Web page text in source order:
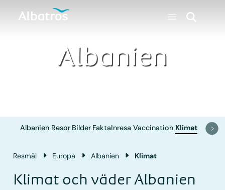
Albanien
Albanien Resor Bilder FaktaInresa Vaccination Klimat
Resmål Europa Albanien Klimat
Klimat och väder Albanien